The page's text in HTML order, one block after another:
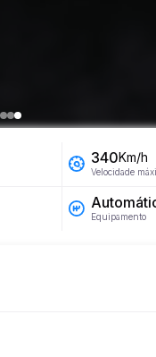
340Km/h
Velocidade
Equipamento